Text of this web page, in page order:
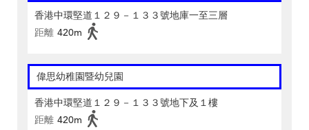
香港中環堅道１２９－１３３號地庫一至三層
距離 420m
偉思幼稚園暨幼兒園
香港中環堅道１２９－１３３號地下及１樓
距離 420m